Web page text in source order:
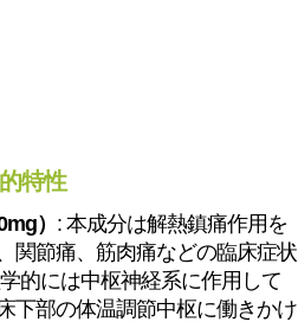
特性
） : 本成分は解熱鎮痛作用を
関節痛、筋肉痛などの臨床症状
的には中枢神経系に作用して
下部の体温調節中枢に働きかけ